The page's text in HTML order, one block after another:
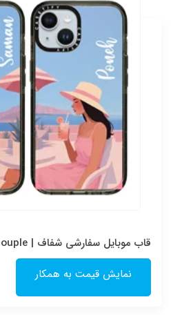
قاب موبایل سفارشی شفاف | Pink couple (کد 0601)
نمایش قیمت به همکار